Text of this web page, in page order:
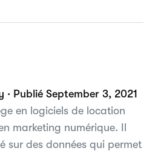
Publié September 3, 2021
en logiciels de location
marketing numérique. Il
sur des données qui permet